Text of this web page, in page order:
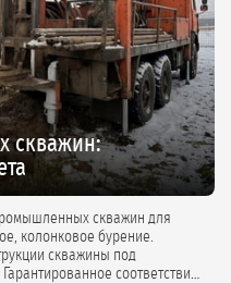
скважин:
скважин для
скважины под
соответствие